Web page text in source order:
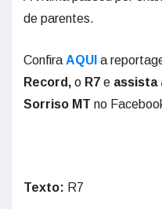
de parentes.
Confira AQUI a
Record, o R7 e assista
Sorriso MT no
Texto: R7